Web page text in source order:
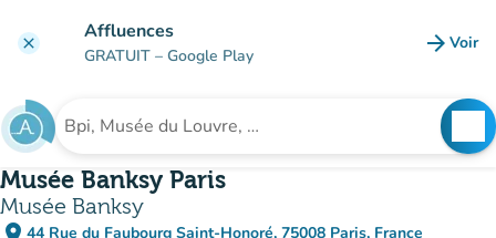
clear Affluences
GRATUIT – Google Play arrow_forward Voir
Rechercher un établissement
Musée Banksy Paris
Musée Banksy
44 Rue du Faubourg Saint-Honoré, 75008 Paris, France